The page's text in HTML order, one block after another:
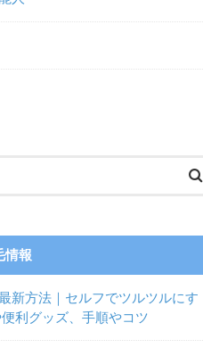
情報
新方法｜セルフでツルツルにす
利グッズ、手順やコツ